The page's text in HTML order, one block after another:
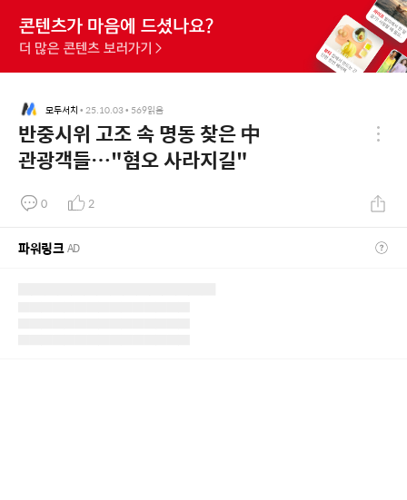
모두서치 • 25.10.03• 569읽음
반중시위 고조 속 명동 찾은 中
관광객들…"혐오 사라지길"
0 2
파워링크AD